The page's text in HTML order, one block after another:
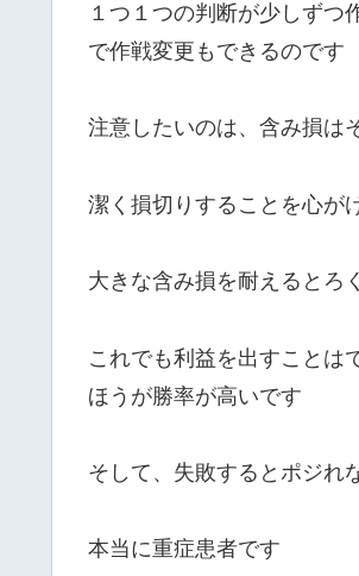
１つ１つの判断が少しずつ
で作戦変更もできるのです
注意したいのは、含み損は
潔く損切りすることを心が
大きな含み損を耐えるとろ
これでも利益を出すことは
ほうが勝率が高いです
そして、失敗するとポジれ
本当に重症患者です